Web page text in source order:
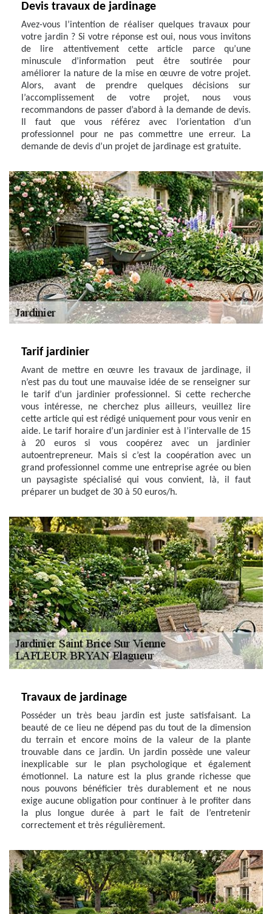
Devis travaux de jardinage
Avez-vous l’intention de réaliser quelques travaux pour
votre jardin ? Si votre réponse est oui, nous vous invitons
de lire attentivement cette article parce qu’une
minuscule d’information peut être soutirée pour
améliorer la nature de la mise en œuvre de votre projet.
Alors, avant de prendre quelques décisions sur
l’accomplissement de votre projet, nous vous
recommandons de passer d’abord à la demande de devis.
Il faut que vous référez avec l’orientation d’un
professionnel pour ne pas commettre une erreur. La
demande de devis d’un projet de jardinage est gratuite.
Tarif jardinier
Avant de mettre en œuvre les travaux de jardinage, il
n’est pas du tout une mauvaise idée de se renseigner sur
le tarif d’un jardinier professionnel. Si cette recherche
vous intéresse, ne cherchez plus ailleurs, veuillez lire
cette article qui est rédigé uniquement pour vous venir en
aide. Le tarif horaire d’un jardinier est à l’intervalle de 15
à 20 euros si vous coopérez avec un jardinier
autoentrepreneur. Mais si c’est la coopération avec un
grand professionnel comme une entreprise agrée ou bien
un paysagiste spécialisé qui vous convient, là, il faut
préparer un budget de 30 à 50 euros/h.
Travaux de jardinage
Posséder un très beau jardin est juste satisfaisant. La
beauté de ce lieu ne dépend pas du tout de la dimension
du terrain et encore moins de la valeur de la plante
trouvable dans ce jardin. Un jardin possède une valeur
inexplicable sur le plan psychologique et également
émotionnel. La nature est la plus grande richesse que
nous pouvons bénéficier très durablement et ne nous
exige aucune obligation pour continuer à le profiter dans
la plus longue durée à part le fait de l’entretenir
correctement et très régulièrement.